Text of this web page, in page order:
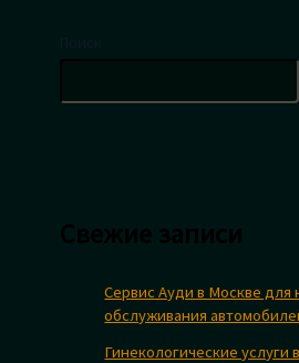
Сервис Ауди в Москве для
обслуживания
Гинекологические услуги